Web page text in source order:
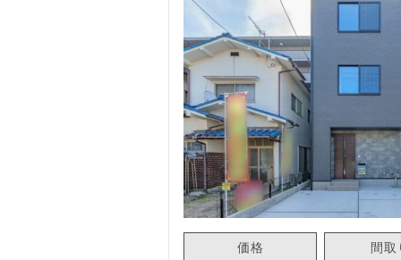
価格 間取